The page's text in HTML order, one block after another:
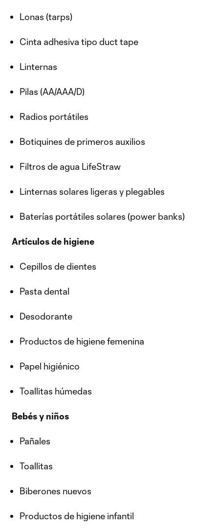
Lonas (tarps)
Cinta adhesiva tipo duct tape
Linternas
Pilas (AA/AAA/D)
Radios portátiles
Botiquines de primeros auxilios
Filtros de agua LifeStraw
Linternas solares ligeras y plegables
Baterías portátiles solares (power banks)
Artículos de higiene
Cepillos de dientes
Pasta dental
Desodorante
Productos de higiene femenina
Papel higiénico
Toallitas húmedas
Bebés y niños
Pañales
Toallitas
Biberones nuevos
Productos de higiene infantil